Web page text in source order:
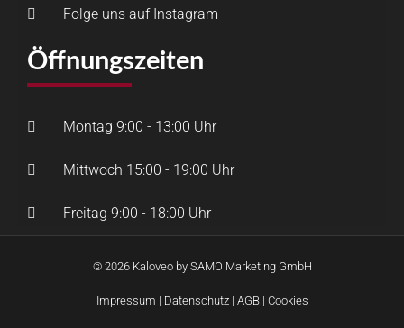
Folge uns auf Instagram
Öffnungszeiten
Montag 9:00 - 13:00 Uhr
Mittwoch 15:00 - 19:00 Uhr
Freitag 9:00 - 18:00 Uhr
© 2026 Kaloveo by SAMO Marketing GmbH
Impressum | Datenschutz| AGB| Cookies